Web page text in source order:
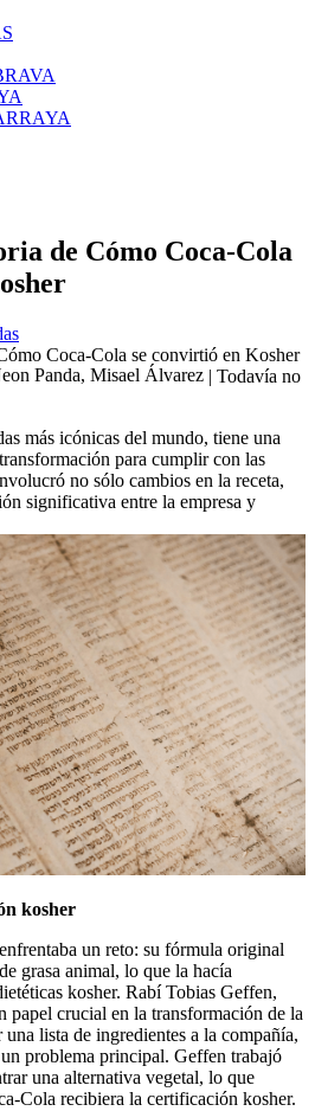
de Cómo Coca-Cola
Coca-Cola se convirtió en Kosher
Panda, Misael Álvarez | Todavía no
más icónicas del mundo, tiene una
para cumplir con las
no sólo cambios en la receta,
significativa entre la empresa y
kosher
un reto: su fórmula original
grasa animal, lo que la hacía
kosher. Rabí Tobias Geffen,
papel crucial en la transformación de la
lista de ingredientes a la compañía,
problema principal. Geffen trabajó
una alternativa vegetal, lo que
Cola recibiera la certificación kosher.